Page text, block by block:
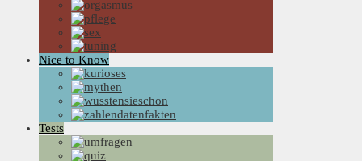
Nice to Know
Tests